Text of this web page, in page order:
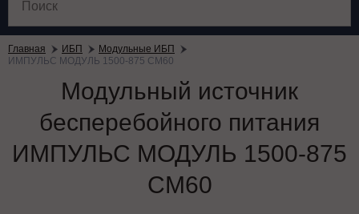
Главная ИБП
Модульные ИБП
ИМПУЛЬС МОДУЛЬ 1500-875 СМ60
Модульный источник
бесперебойного питания
ИМПУЛЬС МОДУЛЬ 1500-875
СМ60